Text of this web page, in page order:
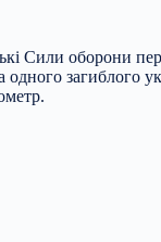
Сили оборони
загиблого